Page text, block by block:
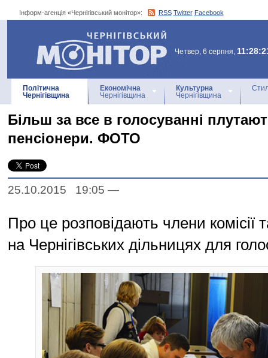
Інформ-агенція «Чернігівський монітор»: RSS Twitter Facebook
Інформ-агенція
«Чернігівський монітор»
Четвер, 6 серпня,
Політична
Чернігівщина
Економічна
Чернігівщина
Культурна
Чернігівщина
Більш за все в голосуванні
пенсіонери. ФОТО
25.10.2015 19:05 —
Про це розповідають члени комісії
на Чернігівських дільницях для